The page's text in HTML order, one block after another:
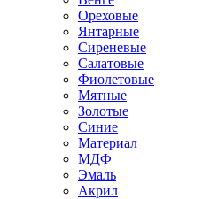
Ореховые
Янтарные
Сиреневые
Салатовые
Фиолетовые
Мятные
Золотые
Синие
Материал
МДФ
Эмаль
Акрил